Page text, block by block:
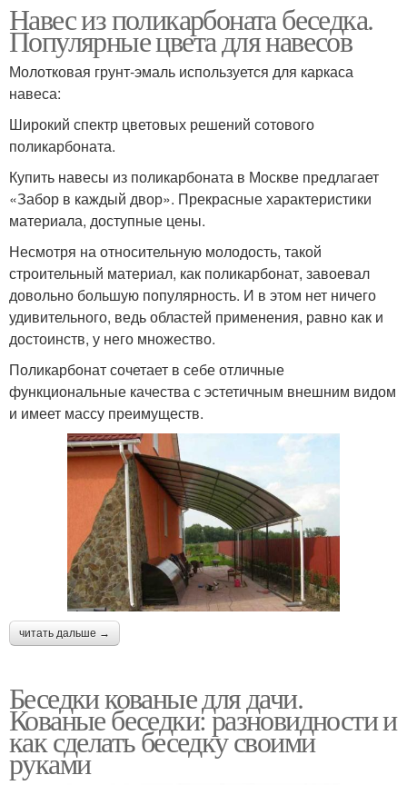
Навес из поликарбоната беседка.
Популярные цвета для навесов
Молотковая грунт-эмаль используется для каркаса
навеса:
Широкий спектр цветовых решений сотового
поликарбоната.
Купить навесы из поликарбоната в Москве предлагает
«Забор в каждый двор». Прекрасные характеристики
материала, доступные цены.
Несмотря на относительную молодость, такой
строительный материал, как поликарбонат, завоевал
довольно большую популярность. И в этом нет ничего
удивительного, ведь областей применения, равно как и
достоинств, у него множество.
Поликарбонат сочетает в себе отличные
функциональные качества с эстетичным внешним видом
и имеет массу преимуществ.
читать дальше →
Беседки кованые для дачи.
Кованые беседки: разновидности и
как сделать беседку своими
руками